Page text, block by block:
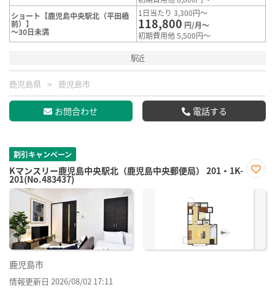
ショート【鹿児島中央駅北（平田橋
前）】
～30日未満
1日当たり 3,300円～
118,800 円/月～
初期費用他 5,500円～
駅近
鹿児島県 鹿児島市
お問合わせ 電話する
割引キャンペーン
Kマンスリー鹿児島中央駅北（鹿児島中央郵便局） 201・1K-
201(No.483437)
に入
鹿児島市
情報更新日 2026/08/02 17:11